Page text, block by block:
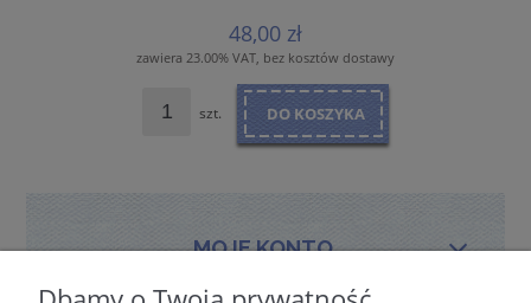
48,00 zł
zawiera 23.00% VAT, bez kosztów dostawy
szt. DO KOSZYKA
MOJE KONTO